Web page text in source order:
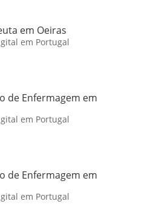
em Oeiras
em Portugal
de Enfermagem em
em Portugal
de Enfermagem em
em Portugal